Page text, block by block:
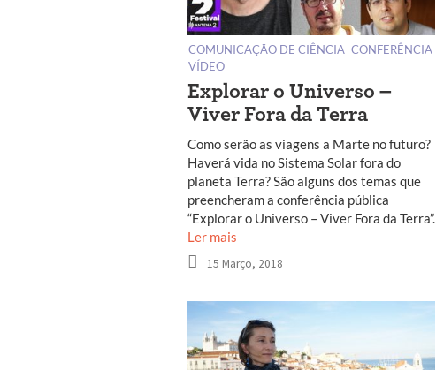
COMUNICAÇÃO DE CIÊNCIA CONFERÊNCIA
VÍDEO
Explorar o Universo –
Viver Fora da Terra
Como serão as viagens a Marte no futuro?
Haverá vida no Sistema Solar fora do
planeta Terra? São alguns dos temas que
preencheram a conferência pública
“Explorar o Universo – Viver Fora da Terra”.
Ler mais
15 Março, 2018